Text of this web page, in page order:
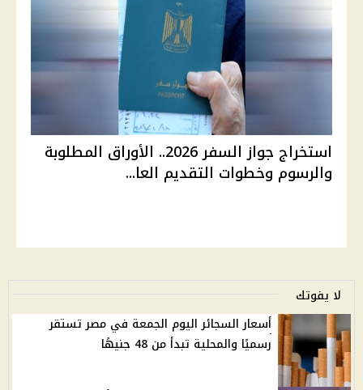
استخراج جواز السفر 2026.. الأوراق المطلوبة
والرسوم وخطوات التقديم العا...
لا يفوتك
أسعار السجائر اليوم الجمعة في مصر تستقر
رسميًا والمحلية تبدأ من 48 جنيهًا